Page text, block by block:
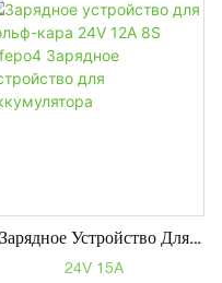
<000000> Свинцово-
Аккумуляторов -
Быстрая Зарядка,
IP65,
Зарядное Устройство Для
Гольф-Кара 24V 12A 8S
24V 15A